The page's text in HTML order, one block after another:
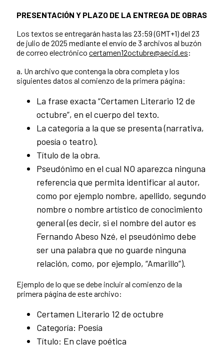
PRESENTACIÓN Y PLAZO DE LA ENTREGA DE OBRAS
Los textos se entregarán hasta las 23:59 (GMT+1) del 23
de julio de 2025 mediante el envío de 3 archivos al buzón
de correo electrónico certamen12octubre@aecid.es:
a. Un archivo que contenga la obra completa y los
siguientes datos al comienzo de la primera página:
La frase exacta “Certamen Literario 12 de
octubre”, en el cuerpo del texto.
La categoría a la que se presenta (narrativa,
poesía o teatro).
Título de la obra.
Pseudónimo en el cual NO aparezca ninguna
referencia que permita identificar al autor,
como por ejemplo nombre, apellido, segundo
nombre o nombre artístico de conocimiento
general (es decir, si el nombre del autor es
Fernando Abeso Nzé, el pseudónimo debe
ser una palabra que no guarde ninguna
relación, como, por ejemplo, “Amarillo”).
Ejemplo de lo que se debe incluir al comienzo de la
primera página de este archivo:
Certamen Literario 12 de octubre
Categoría: Poesía
Título: En clave poética